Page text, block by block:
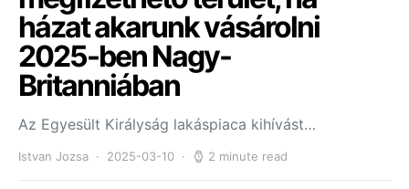
házat akarunk vásárolni
2025-ben Nagy-
Britanniában
Az Egyesült Királyság lakáspiaca kihívást…
Istvan Jozsa 2025-03-10 2 minute read